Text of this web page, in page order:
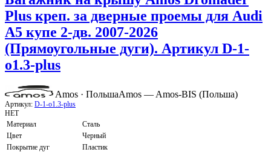
Plus креп. за дверные проемы для Audi
A5 купе 2-дв. 2007-2026
(Прямоугольные дуги). Артикул D-1-
o1.3-plus
Amos · ПольшаAmos — Amos-BIS (Польша)
Артикул: D-1-o1.3-plus
НЕТ
Материал
Сталь
Цвет
Черный
Покрытие дуг
Пластик